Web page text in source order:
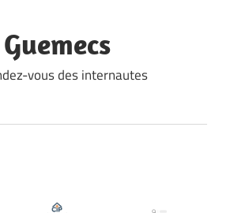
Guemecs
vous des internautes